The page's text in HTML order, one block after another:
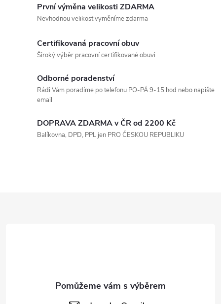
ý
První výměna velikosti ZDARMA
Nevhodnou velikost vyměníme zdarma
Certifikovaná pracovní obuv
Široký výběr pracovní certifikované obuvi
Odborné poradenství
Rádi Vám poradíme po telefonu PO-PÁ 9-15 hod nebo napište
email
DOPRAVA ZDARMA v ČR od 2200 Kč
Balíkovna, DPD, PPL jen PRO ČESKOU REPUBLIKU